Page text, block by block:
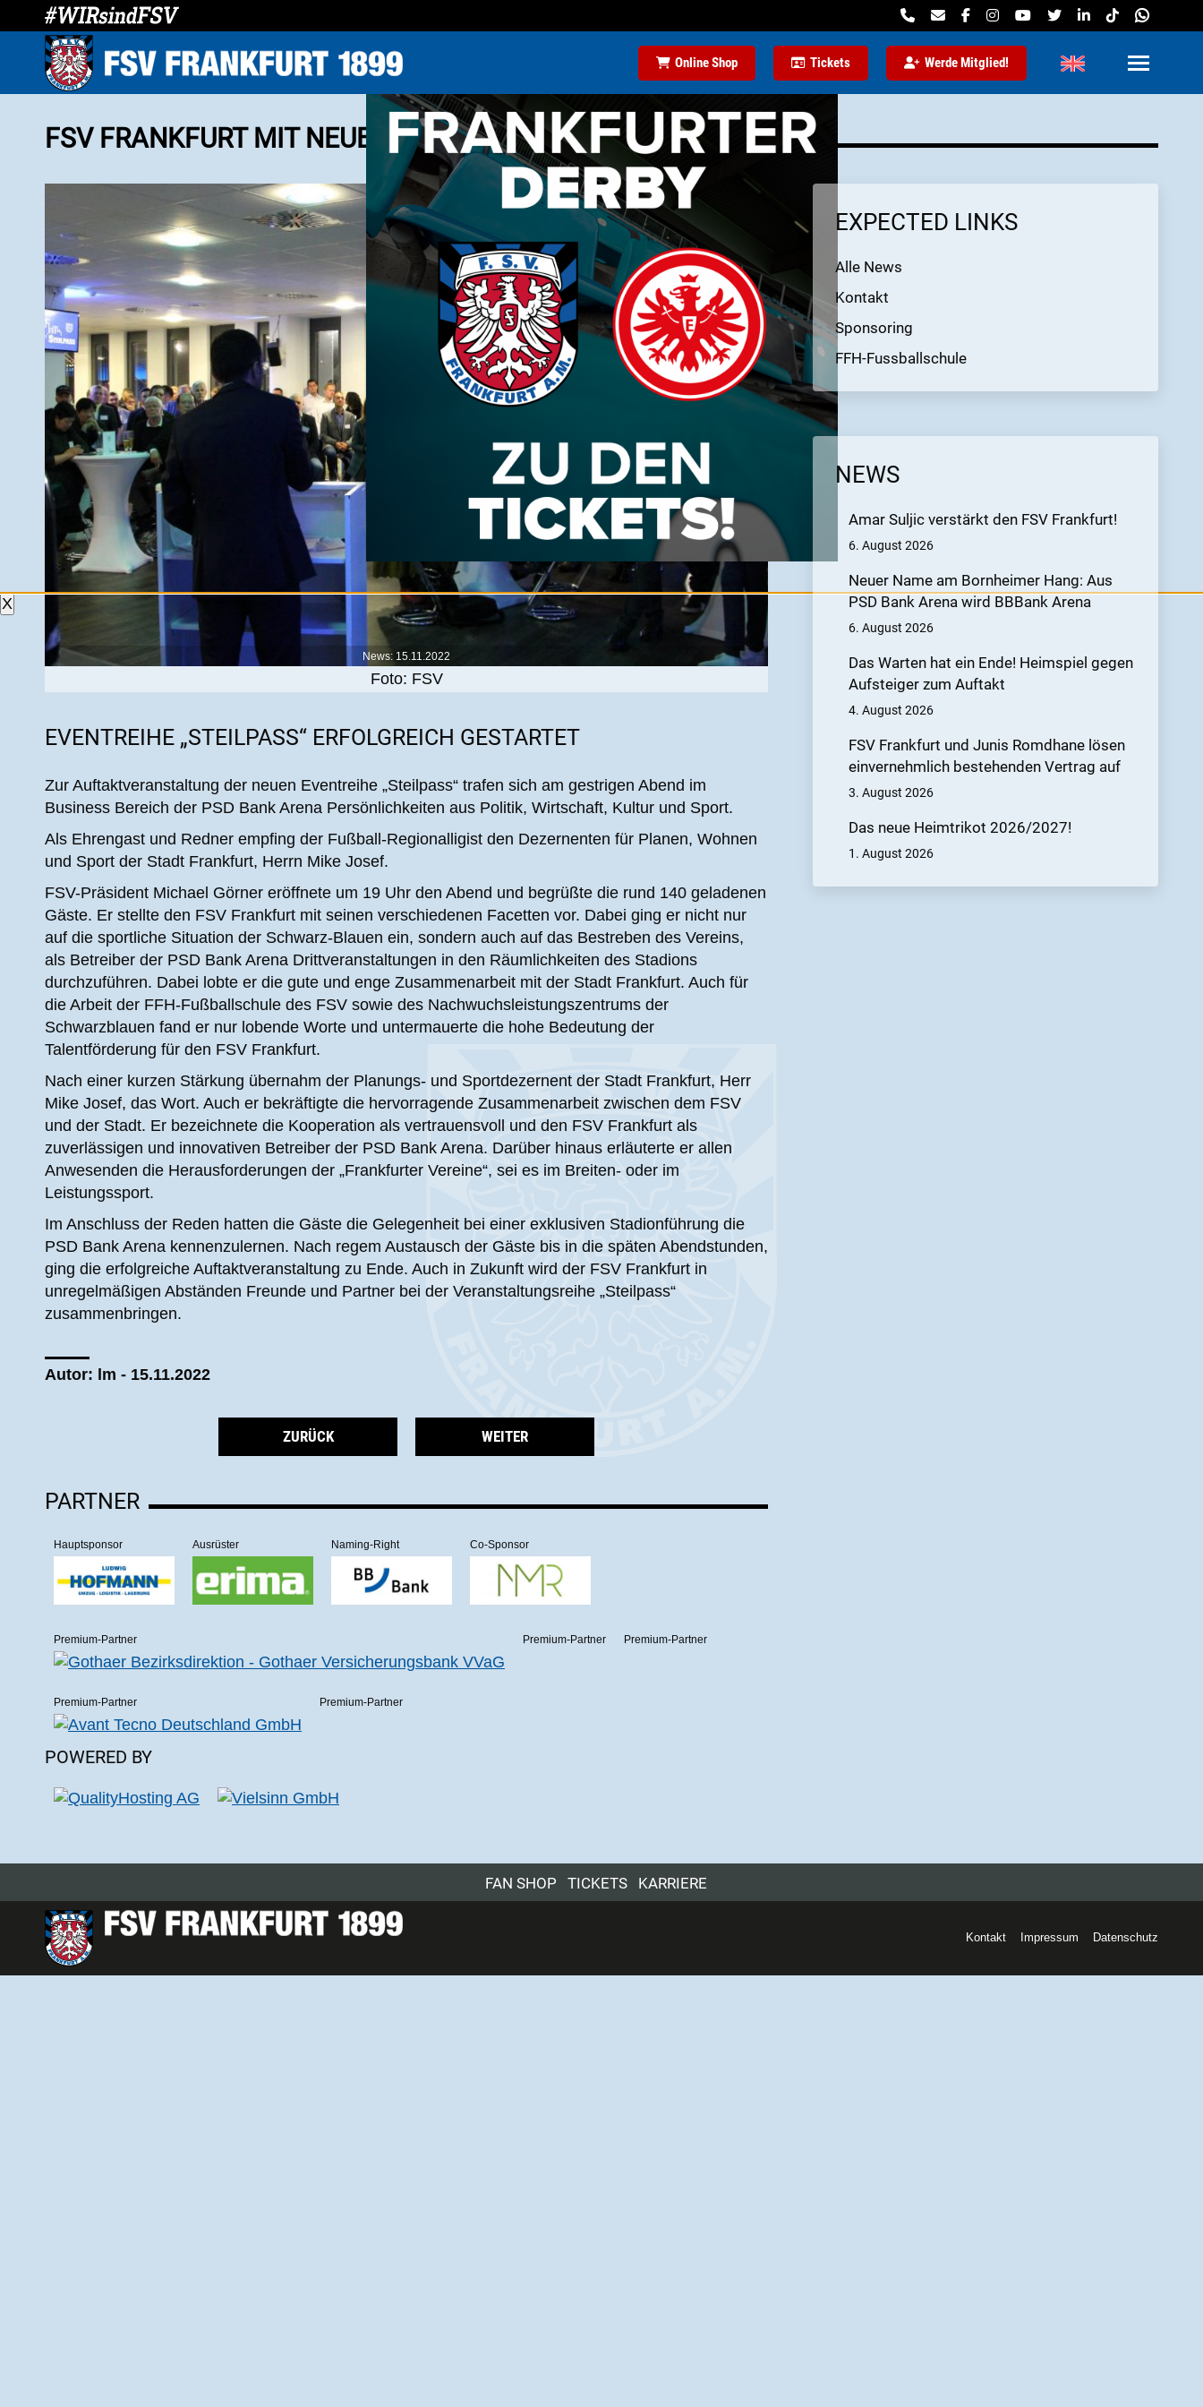
Online Shop Tickets Werde Mitglied!
FSV FRANKFURT MIT NEUEM BUSINESS-FORMAT
News: 15.11.2022
Foto: FSV
EVENTREIHE „STEILPASS“ ERFOLGREICH GESTARTET
Zur Auftaktveranstaltung der neuen Eventreihe „Steilpass“ trafen sich am gestrigen Abend im
Business Bereich der PSD Bank Arena Persönlichkeiten aus Politik, Wirtschaft, Kultur und Sport.
Als Ehrengast und Redner empfing der Fußball-Regionalligist den Dezernenten für Planen, Wohnen
und Sport der Stadt Frankfurt, Herrn Mike Josef.
FSV-Präsident Michael Görner eröffnete um 19 Uhr den Abend und begrüßte die rund 140 geladenen
Gäste. Er stellte den FSV Frankfurt mit seinen verschiedenen Facetten vor. Dabei ging er nicht nur
auf die sportliche Situation der Schwarz-Blauen ein, sondern auch auf das Bestreben des Vereins,
als Betreiber der PSD Bank Arena Drittveranstaltungen in den Räumlichkeiten des Stadions
durchzuführen. Dabei lobte er die gute und enge Zusammenarbeit mit der Stadt Frankfurt. Auch für
die Arbeit der FFH-Fußballschule des FSV sowie des Nachwuchsleistungszentrums der
Schwarzblauen fand er nur lobende Worte und untermauerte die hohe Bedeutung der
Talentförderung für den FSV Frankfurt.
Nach einer kurzen Stärkung übernahm der Planungs- und Sportdezernent der Stadt Frankfurt, Herr
Mike Josef, das Wort. Auch er bekräftigte die hervorragende Zusammenarbeit zwischen dem FSV
und der Stadt. Er bezeichnete die Kooperation als vertrauensvoll und den FSV Frankfurt als
zuverlässigen und innovativen Betreiber der PSD Bank Arena. Darüber hinaus erläuterte er allen
Anwesenden die Herausforderungen der „Frankfurter Vereine“, sei es im Breiten- oder im
Leistungssport.
Im Anschluss der Reden hatten die Gäste die Gelegenheit bei einer exklusiven Stadionführung die
PSD Bank Arena kennenzulernen. Nach regem Austausch der Gäste bis in die späten Abendstunden,
ging die erfolgreiche Auftaktveranstaltung zu Ende. Auch in Zukunft wird der FSV Frankfurt in
unregelmäßigen Abständen Freunde und Partner bei der Veranstaltungsreihe „Steilpass“
zusammenbringen.
Autor: lm - 15.11.2022
ZURÜCK WEITER
PARTNER
Hauptsponsor Ausrüster Naming-Right Co-Sponsor
Premium-Partner Premium-Partner Premium-Partner
Premium-Partner Premium-Partner
POWERED BY
EXPECTED LINKS
Alle News
Kontakt
Sponsoring
FFH-Fussballschule
NEWS
Amar Suljic verstärkt den FSV Frankfurt!
6. August 2026
Neuer Name am Bornheimer Hang: Aus
PSD Bank Arena wird BBBank Arena
6. August 2026
Das Warten hat ein Ende! Heimspiel gegen
Aufsteiger zum Auftakt
4. August 2026
FSV Frankfurt und Junis Romdhane lösen
einvernehmlich bestehenden Vertrag auf
3. August 2026
Das neue Heimtrikot 2026/2027!
1. August 2026
FAN SHOP TICKETS KARRIERE
Kontakt Impressum Datenschutz
X